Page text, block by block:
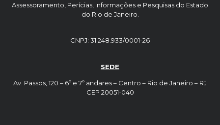
Assessoramento, Perícias, Informações e Pesquisas do Estado
do Rio de Janeiro.
CNPJ: 31.248.933/0001-26
SEDE
Av. Passos, 120 – 6º e 7º andares – Centro – Rio de Janeiro – RJ
CEP 20051-040